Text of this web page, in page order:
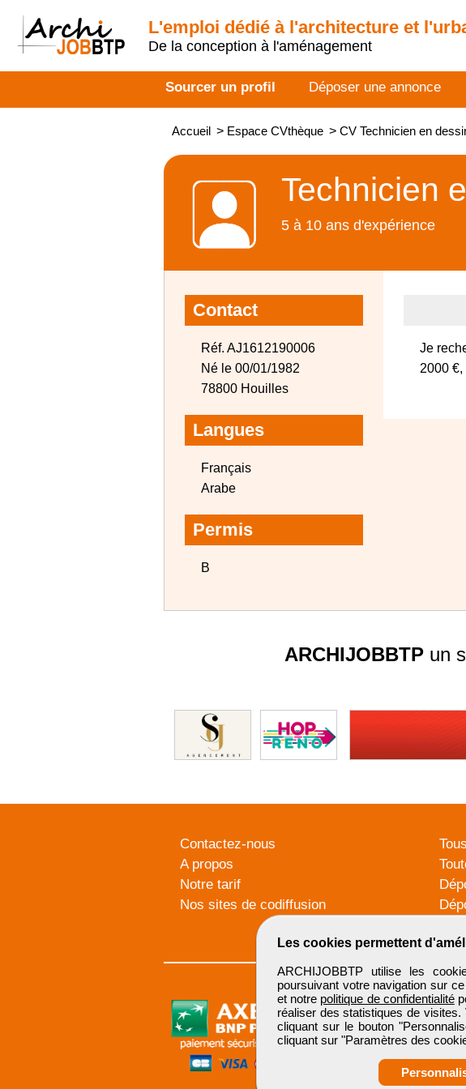
L'emploi dédié à l'architecture et
De la conception à l'aménagement
Sourcer un profil Déposer une annonce
Accueil > Espace CVthèque > CV Technicien en
Technicien
5 à 10 ans d'expérience
Contact
Réf. AJ1612190006
Né le 00/01/1982
78800 Houilles
Langues
Français
Arabe
Permis
B
Je
2000
Les cookies permettent
ARCHIJOBBTP utilise les
poursuivant votre navigation sur
et notre politique de confidentialité
réaliser des statistiques de
cliquant sur le bouton
cliquant sur "Paramètres des
ARCHIJOBBTPun
Contactez-nous
A propos
Notre tarif
Nos sites de codiffusion